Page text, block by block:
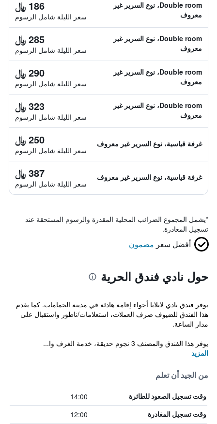
Double room، نوع السرير غير
معروف
186 ﷼
سعر الليلة شامل الرسوم
Double room، نوع السرير غير
معروف
285 ﷼
سعر الليلة شامل الرسوم
Double room، نوع السرير غير
معروف
290 ﷼
سعر الليلة شامل الرسوم
Double room، نوع السرير غير
معروف
323 ﷼
سعر الليلة شامل الرسوم
غرفة قياسية، نوع السرير غير معروف 250 ﷼
سعر الليلة شامل الرسوم
غرفة قياسية، نوع السرير غير معروف 387 ﷼
سعر الليلة شامل الرسوم
*يشمل المجموع الضرائب المحلية المقدرة والرسوم المستحقة عند
تسجيل المغادرة.
أفضل سعر مضمون
حول نادي فندق الحرية
يوفر فندق نادي لابلايا أجواء إقامة هادئة في مدينة الحمامات. كما يقدم
هذا الفندق للضيوف صرف العملات، استعلامات/ناطور واستقبال على
مدار الساعة.
يوفر هذا الفندق والمصنف 3 نجوم حديقة، خدمة الغرف وا...
المزيد
من الجيد أن تعلم
وقت تسجيل الصعود للطائرة 14:00
وقت تسجيل المغادرة 12:00